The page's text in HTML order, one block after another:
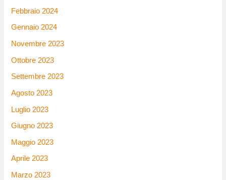
Febbraio 2024
Gennaio 2024
Novembre 2023
Ottobre 2023
Settembre 2023
Agosto 2023
Luglio 2023
Giugno 2023
Maggio 2023
Aprile 2023
Marzo 2023